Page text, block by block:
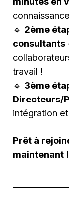
🔹 2ème
consultants
travail !
🔹 3ème
Directeurs/
intégration
Prêt à
maintenant !